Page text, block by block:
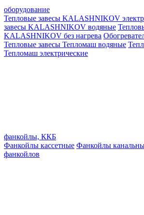
оборудование
Тепловые завесы KALASHNIKOV
завесы KALASHNIKOV водяные
KALASHNIKOV без нагрева
Тепловые завесы Тепломаш водяные
Тепломаш электрические
фанкойлы, ККБ
Фанкойлы кассетные Фанкойлы
фанкойлов